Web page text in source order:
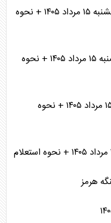
جدول قطعی برق استان فارس فردا پنجشنبه ۱۵ مرداد ۱۴۰۵ + نحوه
جدول قطعی برق استان البرز فردا پنجشنبه ۱۵ مرداد ۱۴۰۵ + نحوه
جدول قطعی برق مشهد فردا پنجشنبه ۱۵ مرداد ۱۴۰۵ + نحوه
هرمز